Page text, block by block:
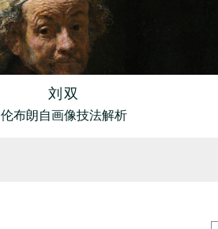
刘双
伦布朗自画像技法解析